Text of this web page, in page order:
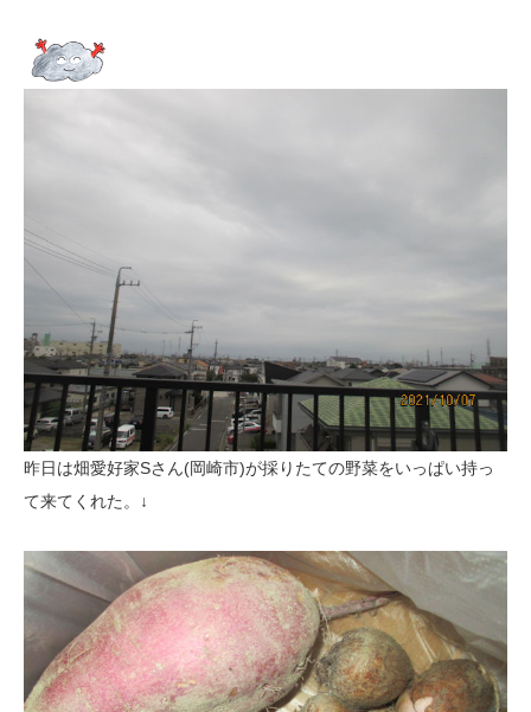
昨日は畑愛好家Sさん(岡崎市)が採りたての野菜をいっぱい持っ
て来てくれた。↓